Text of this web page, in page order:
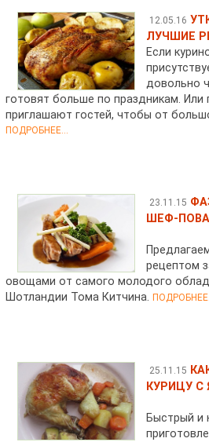
12.05.16
ЛУЧШИЕ
Если
довольно
готовят больше по праздникам.
приглашают гостей, чтобы от
ПОДРОБНЕЕ...
23.11.15
ШЕФ-
рецептом
овощами от самого молодого
Шотландии Тома Китчина.
25.11.15
КУРИЦУ С
Быстрый и